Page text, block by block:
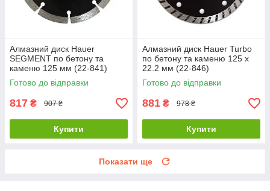
Алмазний диск Hauer
SEGMENT по бетону та
каменю 125 мм (22-841)
Готово до відправки
817 ₴ 907 ₴
Купити
Алмазний диск Hauer Turbo
по бетону та каменю 125 х
22.2 мм (22-846)
Готово до відправки
881 ₴ 978 ₴
Купити
Показати ще